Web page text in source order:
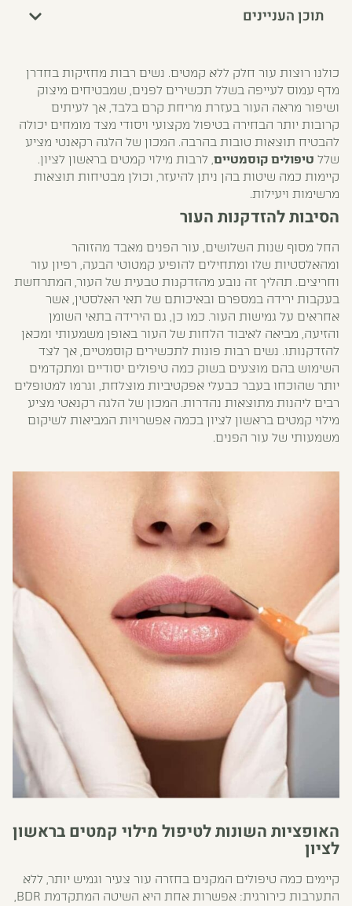
תוכן העניינים
כולנו רוצות עור חלק ללא קמטים. נשים רבות מחזיקות בחדרן
מדף עמוס לעייפה בשלל תכשירים לפנים, שמבטיחים מיצוק
ושיפור מראה העור בעזרת מריחת קרם בלבד, אך לעיתים
קרובות יותר הבחירה בטיפול מקצועי ויסודי מצד מומחים יכולה
להבטיח תוצאות טובות בהרבה. המכון של הלגה רקאנטי מציע
שלל טיפולים קוסמטיים, לרבות מילוי קמטים בראשון לציון.
קיימות כמה שיטות בהן ניתן להיעזר, וכולן מבטיחות תוצאות
מרשימות ויעילות.
הסיבות להזדקנות העור
החל מסוף שנות השלושים, עור הפנים מאבד מהזוהר
ומהאלסטיות שלו ומתחילים להופיע קמטוטי הבעה, רפיון עור
וחריצים. תהליך זה נובע מהזדקנות טבעית של העור, המתרחשת
בעקבות ירידה במספרם ובאיכותם של תאי האלסטין, אשר
אחראים על גמישות העור. כמו כן, גם הירידה בתאי השומן
והזיעה, מביאה לאיבוד הלחות של העור באופן משמעותי ומכאן
להזדקנותו. נשים רבות פונות לתכשירים קוסמטיים, אך לצד
השימוש בהם מוצעים בשוק כמה טיפולים יסודיים ומתקדמים
יותר שהוכחו בעבר כבעלי אפקטיביות מוצלחת, וגרמו למטופלים
רבים ליהנות מתוצאות נהדרות. המכון של הלגה רקנאטי מציע
מילוי קמטים בראשון לציון בכמה אפשרויות המביאות לשיקום
משמעותי של עור הפנים.
האופציות השונות לטיפול מילוי קמטים בראשון
לציון
קיימים כמה טיפולים המקנים בחזרה עור צעיר וגמיש יותר, ללא
התערבות כירורגית: אפשרות אחת היא השיטה המתקדמת BDR,